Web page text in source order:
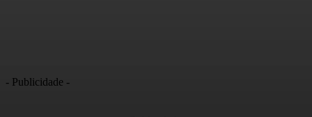
- Publicidade -